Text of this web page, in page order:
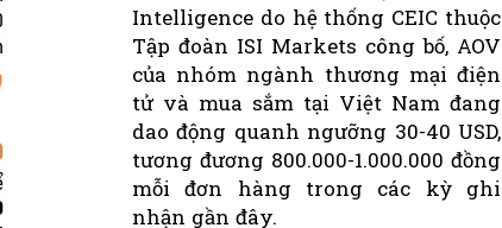
Intelligence do hệ thống CEIC thuộc
Tập đoàn ISI Markets công bố, AOV
của nhóm ngành thương mại điện
tử và mua sắm tại Việt Nam đang
dao động quanh ngưỡng 30-40 USD,
tương đương 800.000-1.000.000 đồng
mỗi đơn hàng trong các kỳ ghi
nhận gần đây.